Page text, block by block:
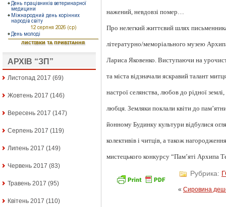
АРХІВ “ЗП”
Листопад 2017 (69)
Жовтень 2017 (146)
Вересень 2017 (147)
Серпень 2017 (119)
Липень 2017 (149)
Червень 2017 (83)
Травень 2017 (95)
Квітень 2017 (110)
нажений, невдовзі помер…
Про нелегкий життєвий шлях
літературно/меморіального музею
Лариса Яковенко. Виступаючи на
та міста відзначали яскравий талант
настрої селянства, любов до рідної
любця. Земляки поклали квіти до
йонному Будинку культури відбулися
колективів і читців, а також
мистецького конкурсу “Пам’яті Архипа
Рубрика:
« Сировина